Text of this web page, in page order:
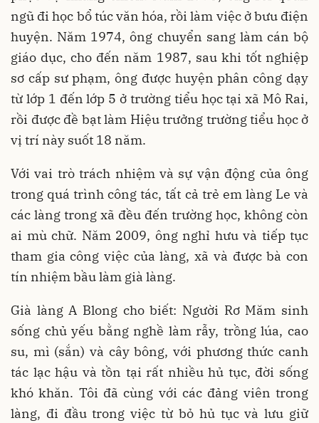
ngũ đi học bổ túc văn hóa, rồi làm việc ở bưu điện
huyện. Năm 1974, ông chuyển sang làm cán bộ
giáo dục, cho đến năm 1987, sau khi tốt nghiệp
sơ cấp sư phạm, ông được huyện phân công dạy
từ lớp 1 đến lớp 5 ở trường tiểu học tại xã Mô Rai,
rồi được đề bạt làm Hiệu trưởng trường tiểu học ở
vị trí này suốt 18 năm.
Với vai trò trách nhiệm và sự vận động của ông
trong quá trình công tác, tất cả trẻ em làng Le và
các làng trong xã đều đến trường học, không còn
ai mù chữ. Năm 2009, ông nghỉ hưu và tiếp tục
tham gia công việc của làng, xã và được bà con
tín nhiệm bầu làm già làng.
Già làng A Blong cho biết: Người Rơ Măm sinh
sống chủ yếu bằng nghề làm rẫy, trồng lúa, cao
su, mì (sắn) và cây bông, với phương thức canh
tác lạc hậu và tồn tại rất nhiều hủ tục, đời sống
khó khăn. Tôi đã cùng với các đảng viên trong
làng, đi đầu trong việc từ bỏ hủ tục và lưu giữ